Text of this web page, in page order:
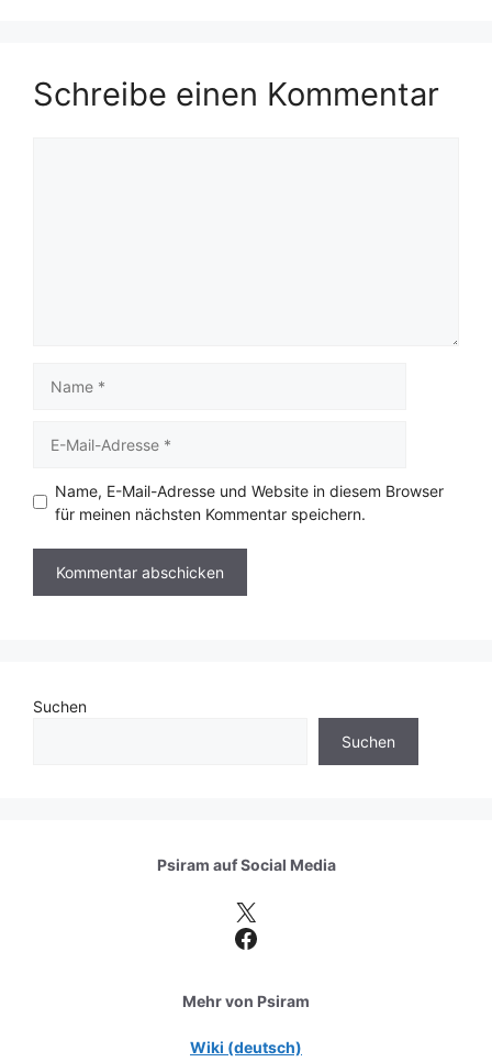
Schreibe einen Kommentar
Mail-
Name, E-Mail-Adresse und Website in diesem Browser
für meinen nächsten Kommentar speichern.
Suchen
Suchen
Psiram aufSocial Media
X
Facebook
Mehr von Psiram
Wiki (deutsch)